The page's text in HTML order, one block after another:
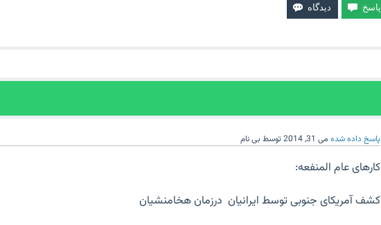
پاسخ داده شده می 31, 2014 توسط بی نام
کارهای عام المنفعه:
کشف آمریکای جنوبی توسط ایرانیان درزمان هخامنشیان